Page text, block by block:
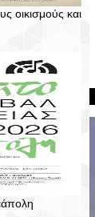
οικισμούς και